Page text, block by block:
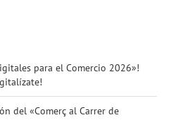
para el Comercio 2026»!
del «Comerç al Carrer de